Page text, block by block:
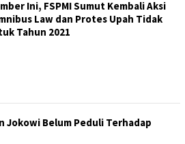
Ini, FSPMI Sumut Kembali Aksi
Law dan Protes Upah Tidak
Tahun 2021
Jokowi Belum Peduli Terhadap